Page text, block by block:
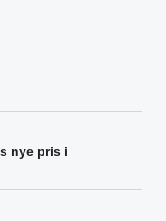
nye pris i